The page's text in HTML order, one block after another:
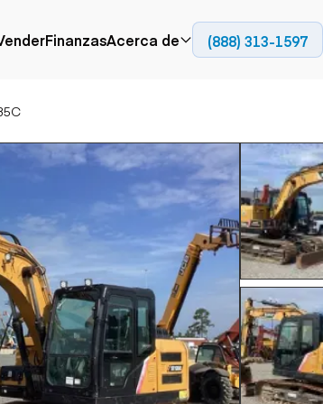
Camiones con
plataforma
Carretillas elevadoras
Ascensores
Manipuladores
telescópicos
Movimiento de
tierra
Retroexcavadoras
Topadoras
Cargadoras compactas
Fresadoras en frío
Compactadores
Adoquines
Recuperadores de
carreteras
Generación de
energía
Generadores
FinanzasAcerca de
Blog
(888) 313-1597